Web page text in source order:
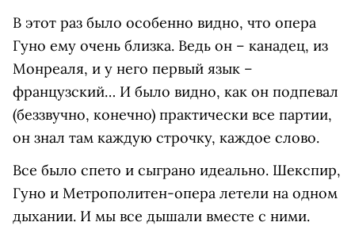
В этот раз было особенно видно, что опера
Гуно ему очень близка. Ведь он – канадец, из
Монреаля, и у него первый язык –
французский… И было видно, как он подпевал
(беззвучно, конечно) практически все партии,
он знал там каждую строчку, каждое слово.
Все было спето и сыграно идеально. Шекспир,
Гуно и Метрополитен-опера летели на одном
дыхании. И мы все дышали вместе с ними.